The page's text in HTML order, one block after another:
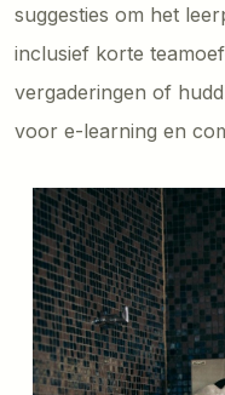
suggesties om het
inclusief korte
vergaderingen of
voor e-learning en